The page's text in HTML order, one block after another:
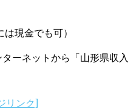
金でも可）
ネットから「山形県収入
リンク]